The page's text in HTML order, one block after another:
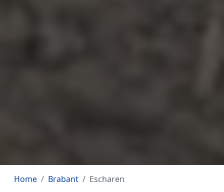
Home Brabant Escharen